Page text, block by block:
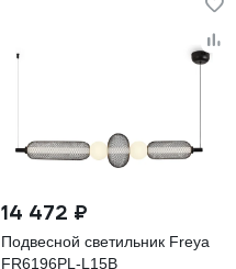
14 472 ₽
Подвесной светильник Freya
FR6196PL-L15B